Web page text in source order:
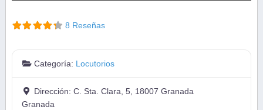
8 Reseñas
Categoría: Locutorios
Dirección:C. Sta. Clara, 5, 18007 Granada
Granada